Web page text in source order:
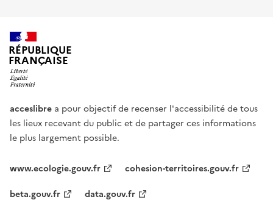
RÉPUBLIQUE
FRANÇAISE
acceslibre a pour objectif de recenser l'accessibilité de tous
les lieux recevant du public et de partager ces informations
le plus largement possible.
www.ecologie.gouv.fr
cohesion-territoires.gouv.fr
beta.gouv.fr
data.gouv.fr